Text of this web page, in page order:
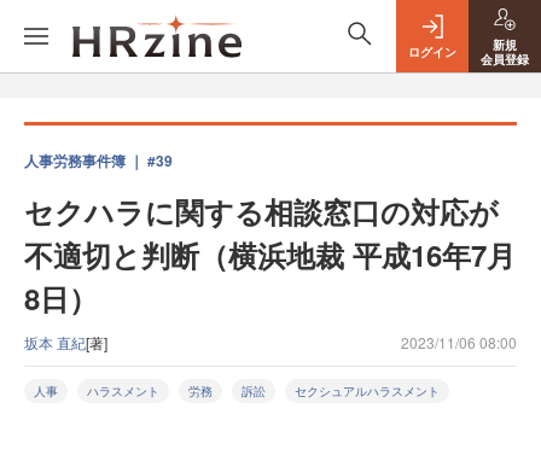
ログイン
新規
会員登録
人事労務事件簿 ｜ #39
セクハラに関する相談窓口の対応が
不適切と判断（横浜地裁 平成16年7月
8日）
坂本 直紀[著] 2023/11/06 08:00
人事 ハラスメント 労務 訴訟 セクシュアルハラスメント